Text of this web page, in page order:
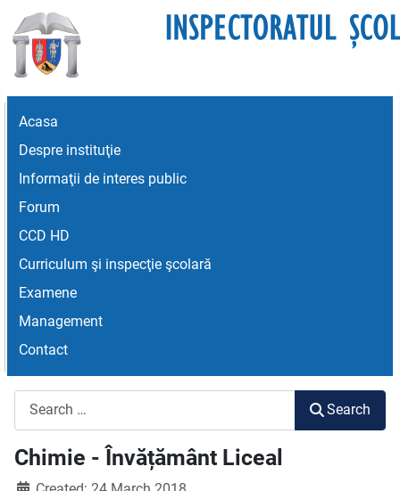
Acasa
Despre instituţie
Informaţii de interes public
Forum
CCD HD
Curriculum şi inspecţie şcolară
Examene
Management
Contact
Search
Chimie - Învățământ Liceal